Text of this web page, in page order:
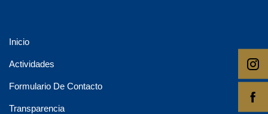
Inicio
Actividades
Formulario De Contacto
Transparencia